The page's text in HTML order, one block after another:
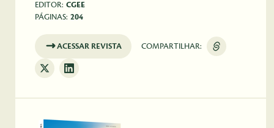
EDITOR: CGEE
PÁGINAS: 204
ACESSAR REVISTA COMPARTILHAR: